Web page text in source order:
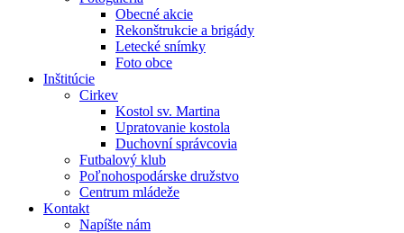
Obecné akcie
Rekonštrukcie a brigády
Letecké snímky
Foto obce
Inštitúcie
Cirkev
Kostol sv. Martina
Upratovanie kostola
Duchovní správcovia
Futbalový klub
Poľnohospodárske družstvo
Centrum mládeže
Kontakt
Napíšte nám